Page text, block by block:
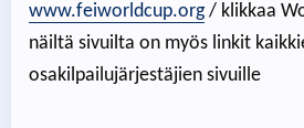
www.feiworldcup.org/ klikkaa
näiltä sivuilta on myös linkit
osakilpailujärjestäjien sivuille